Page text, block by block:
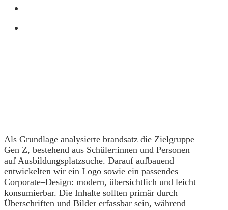
Als Grundlage analysierte brandsatz die Zielgruppe
Gen Z, bestehend aus Schüler:innen und Personen
auf Ausbildungsplatzsuche. Darauf aufbauend
entwickelten wir ein Logo sowie ein passendes
Corporate–Design: modern, übersichtlich und leicht
konsumierbar. Die Inhalte sollten primär durch
Überschriften und Bilder erfassbar sein, während